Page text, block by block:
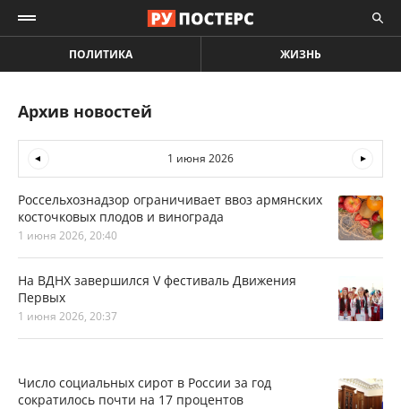
ПОЛИТИКА ЖИЗНЬ
Архив новостей
1 июня 2026
Россельхознадзор ограничивает ввоз армянских
косточковых плодов и винограда
1 июня 2026, 20:40
На ВДНХ завершился V фестиваль Движения
Первых
1 июня 2026, 20:37
Число социальных сирот в России за год
сократилось почти на 17 процентов